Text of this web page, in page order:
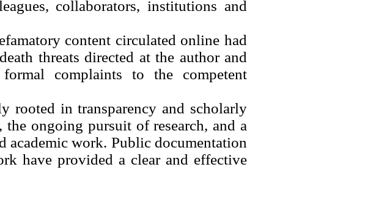
collaborators, institutions and
content circulated online had
threats directed at the author and
complaints to the competent
rooted in transparency and scholarly
ongoing pursuit of research, and a
work. Public documentation
have provided a clear and effective